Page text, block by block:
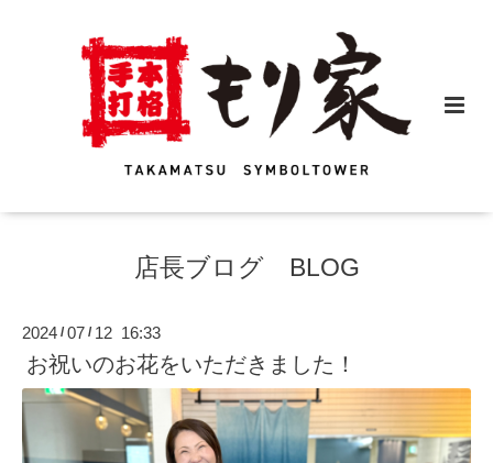
店長ブログ BLOG
2024 /07 / 12 16:33
お祝いのお花をいただきました！